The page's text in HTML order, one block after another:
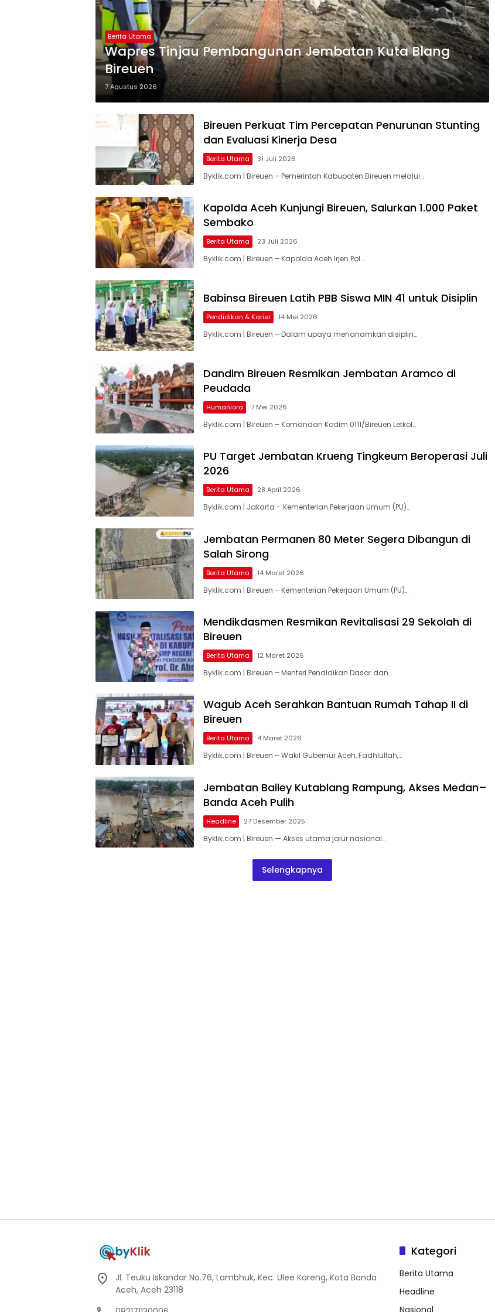
Berita Utama
Wapres Tinjau Pembangunan Jembatan Kuta Blang
Bireuen
7 Agustus 2026
Bireuen Perkuat Tim Percepatan Penurunan Stunting
dan Evaluasi Kinerja Desa
Berita Utama 31 Juli 2026
Byklik.com | Bireuen – Pemerintah Kabupaten Bireuen melalui…
Kapolda Aceh Kunjungi Bireuen, Salurkan 1.000 Paket
Sembako
Berita Utama 23 Juli 2026
Byklik.com | Bireuen – Kapolda Aceh Irjen Pol….
Babinsa Bireuen Latih PBB Siswa MIN 41 untuk Disiplin
Pendidikan & Karier 14 Mei 2026
Byklik.com | Bireuen – Dalam upaya menanamkan disiplin…
Dandim Bireuen Resmikan Jembatan Aramco di
Peudada
Humaniora 7 Mei 2026
Byklik.com | Bireuen – Komandan Kodim 0111/Bireuen Letkol…
PU Target Jembatan Krueng Tingkeum Beroperasi Juli
2026
Berita Utama 28 April 2026
Byklik.com | Jakarta – Kementerian Pekerjaan Umum (PU)…
Jembatan Permanen 80 Meter Segera Dibangun di
Salah Sirong
Berita Utama 14 Maret 2026
Byklik.com | Bireuen – Kementerian Pekerjaan Umum (PU)…
Mendikdasmen Resmikan Revitalisasi 29 Sekolah di
Bireuen
Berita Utama 12 Maret 2026
Byklik.com | Bireuen – Menteri Pendidikan Dasar dan…
Wagub Aceh Serahkan Bantuan Rumah Tahap II di
Bireuen
Berita Utama 4 Maret 2026
Byklik.com | Bireuen – Wakil Gubernur Aceh, Fadhlullah,…
Jembatan Bailey Kutablang Rampung, Akses Medan–
Banda Aceh Pulih
Headline 27 Desember 2025
Byklik.com | Bireuen — Akses utama jalur nasional…
Selengkapnya
Jl. Teuku Iskandar No.76, Lambhuk, Kec. Ulee Kareng, Kota Banda
Aceh, Aceh 23118
Kategori
Berita Utama
Headline
Nasional